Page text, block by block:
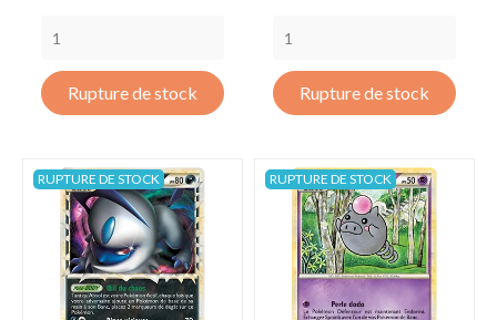
Rupture de stock Rupture de stock
RUPTURE DE STOCK RUPTURE DE STOCK